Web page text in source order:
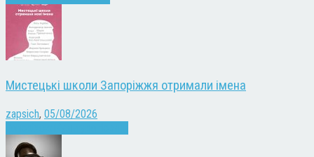
Мистецькі школи Запоріжжя отримали імена
zapsich, 05/08/2026